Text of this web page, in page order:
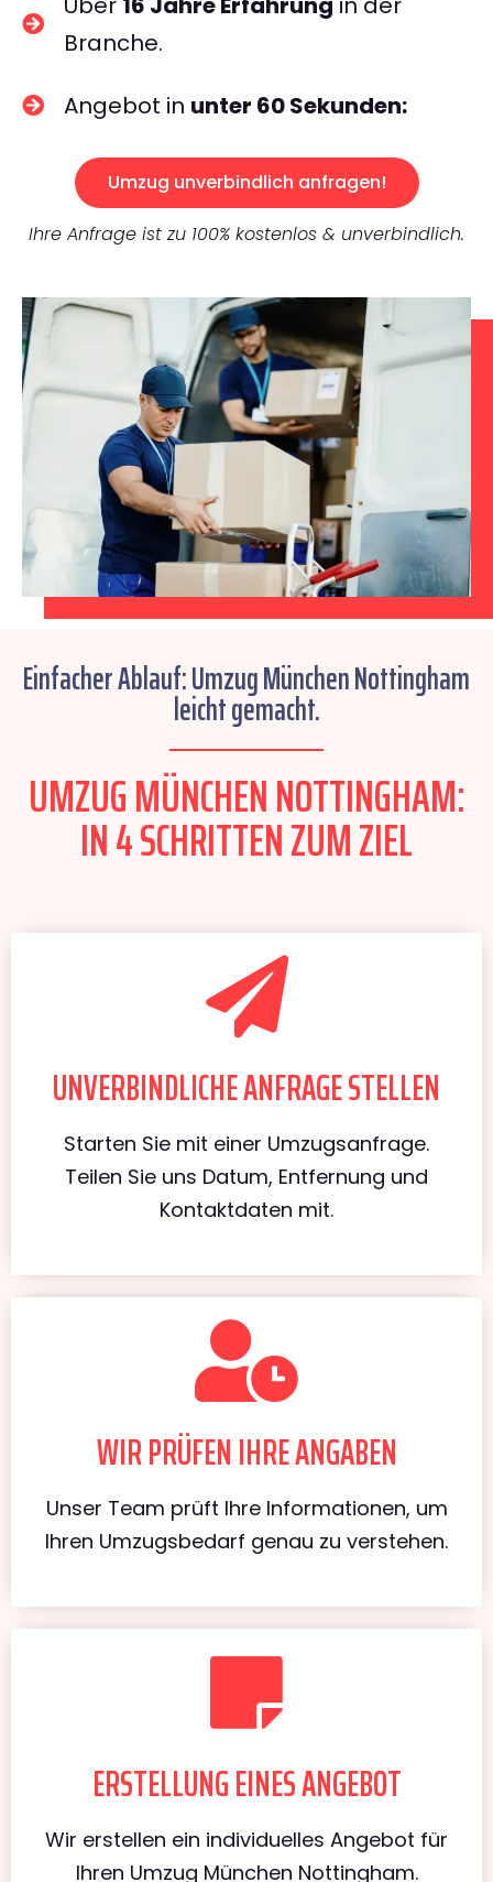
Branche.
Angebot in unter 60 Sekunden:
Umzug unverbindlich anfragen!
Ihre Anfrage ist zu 100% kostenlos & unverbindlich.
Einfacher Ablauf: Umzug München Nottingham
leicht gemacht.
UMZUG MÜNCHEN NOTTINGHAM:
IN 4 SCHRITTEN ZUM ZIEL
UNVERBINDLICHE ANFRAGE STELLEN
Starten Sie mit einer Umzugsanfrage.
Teilen Sie uns Datum, Entfernung und
Kontaktdaten mit.
WIR PRÜFEN IHRE ANGABEN
Unser Team prüft Ihre Informationen, um
Ihren Umzugsbedarf genau zu verstehen.
ERSTELLUNG EINES ANGEBOT
Wir erstellen ein individuelles Angebot für
Ihren Umzug München Nottingham.